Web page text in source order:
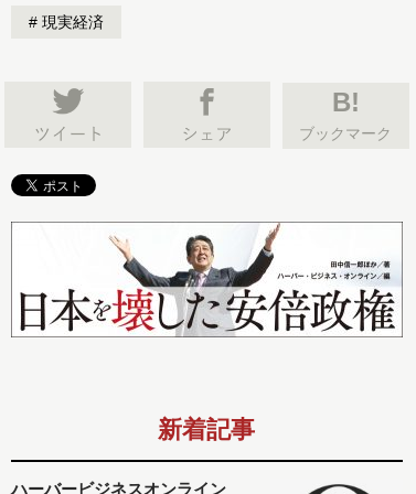
現実経済
B!
ブックマーク
新着記事
ハーバービジネスオンライン